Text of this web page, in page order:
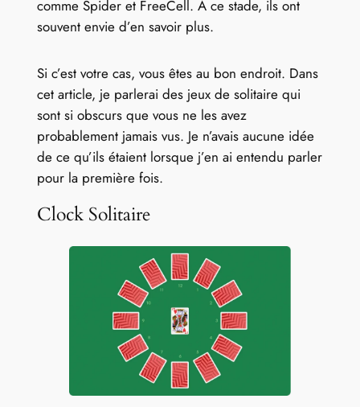
comme Spider et FreeCell. À ce stade, ils ont
souvent envie d’en savoir plus.
Si c’est votre cas, vous êtes au bon endroit. Dans
cet article, je parlerai des jeux de solitaire qui
sont si obscurs que vous ne les avez
probablement jamais vus. Je n’avais aucune idée
de ce qu’ils étaient lorsque j’en ai entendu parler
pour la première fois.
Clock Solitaire